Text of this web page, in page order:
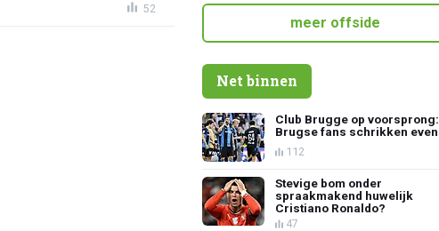
52
meer offside
Net binnen
Club Brugge op voorsprong:
Brugse fans schrikken even
112
Stevige bom onder
spraakmakend huwelijk
Cristiano Ronaldo?
47